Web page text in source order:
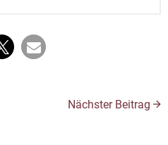
Nächster Beitrag